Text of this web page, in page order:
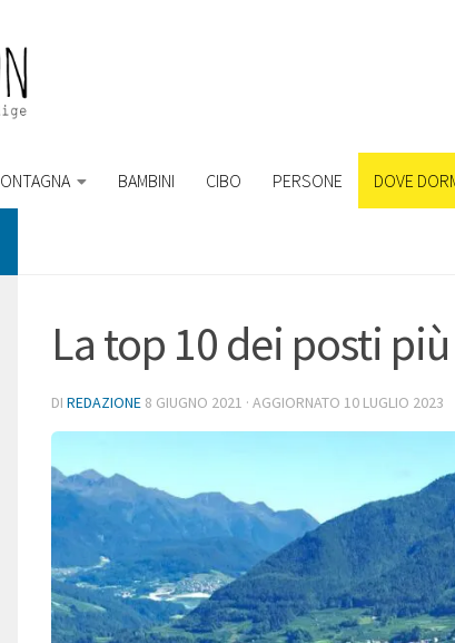
BAMBINI CIBO PERSONE DOVE
La top 10 dei posti
DI REDAZIONE 8 GIUGNO 2021 · AGGIORNATO 10 LUGLIO 2023